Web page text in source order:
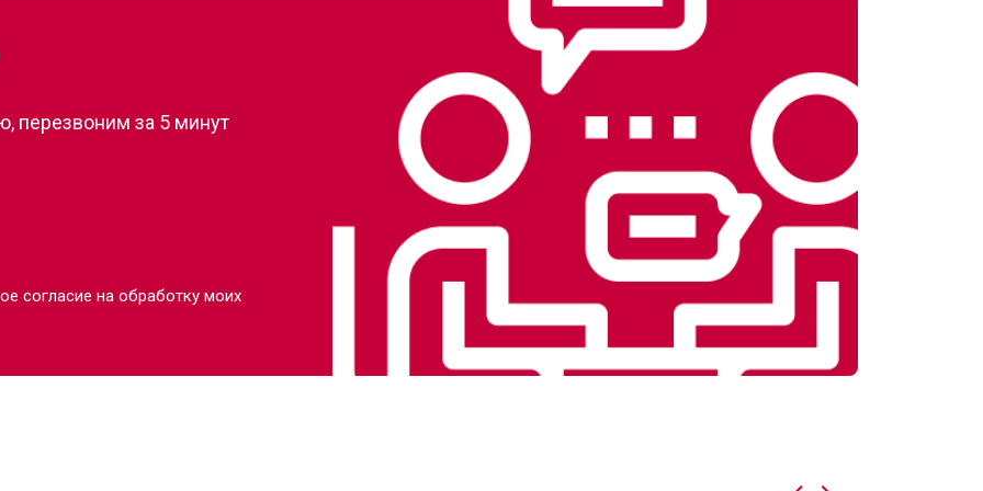
от 4500 ₽ Заказать
Заказать
от 130 мин от 4800 ₽ Заказать
перезвоним за 5 минут
согласие на обработку моих